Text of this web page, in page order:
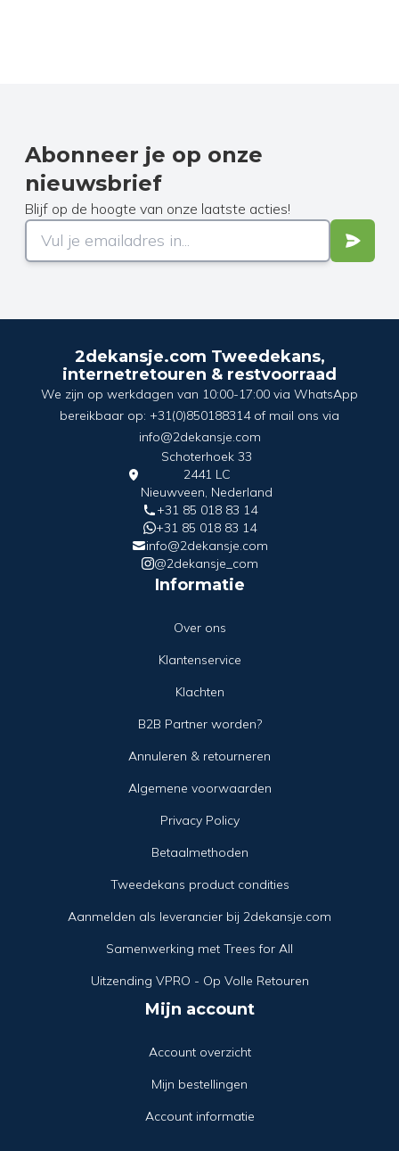
Abonneer je op onze
nieuwsbrief
Blijf op de hoogte van onze laatste acties!
2dekansje.com Tweedekans,
internetretouren & restvoorraad
We zijn op werkdagen van 10:00-17:00 via WhatsApp
bereikbaar op: +31(0)850188314 of mail ons via
info@2dekansje.com
Schoterhoek 33
2441 LC
Nieuwveen, Nederland
+31 85 018 83 14
+31 85 018 83 14
info@2dekansje.com
@2dekansje_com
Informatie
Over ons
Klantenservice
Klachten
B2B Partner worden?
Annuleren & retourneren
Algemene voorwaarden
Privacy Policy
Betaalmethoden
Tweedekans product condities
Aanmelden als leverancier bij 2dekansje.com
Samenwerking met Trees for All
Uitzending VPRO - Op Volle Retouren
Mijn account
Account overzicht
Mijn bestellingen
Account informatie